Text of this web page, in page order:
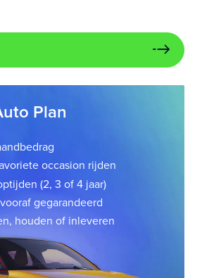
Plan
occasion rijden
(2, 3 of 4 jaar)
gegarandeerd
houden of inleveren